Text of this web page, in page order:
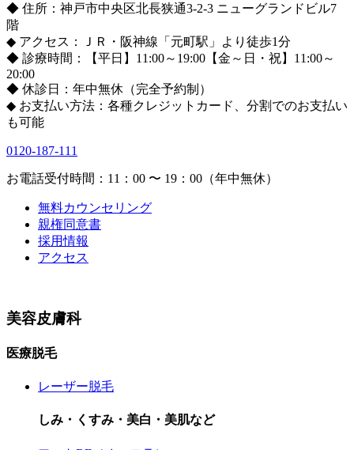
◆ 住所：神戸市中央区北長狭通3-2-3 ニューグランドビル7
階
◆ アクセス：ＪＲ・阪神線「元町駅」より徒歩1分
◆ 診療時間：【平日】11:00～19:00【金～日・祝】11:00～
20:00
◆ 休診日：年中無休（完全予約制）
◆ お支払い方法：各種クレジットカード、分割でのお支払い
も可能
0120-187-111
お電話受付時間：11：00 〜 19：00（年中無休）
無料カウンセリング
親権同意書
採用情報
アクセス
美容皮膚科
医療脱毛
レーザー脱毛
しみ・くすみ・美白・美肌など